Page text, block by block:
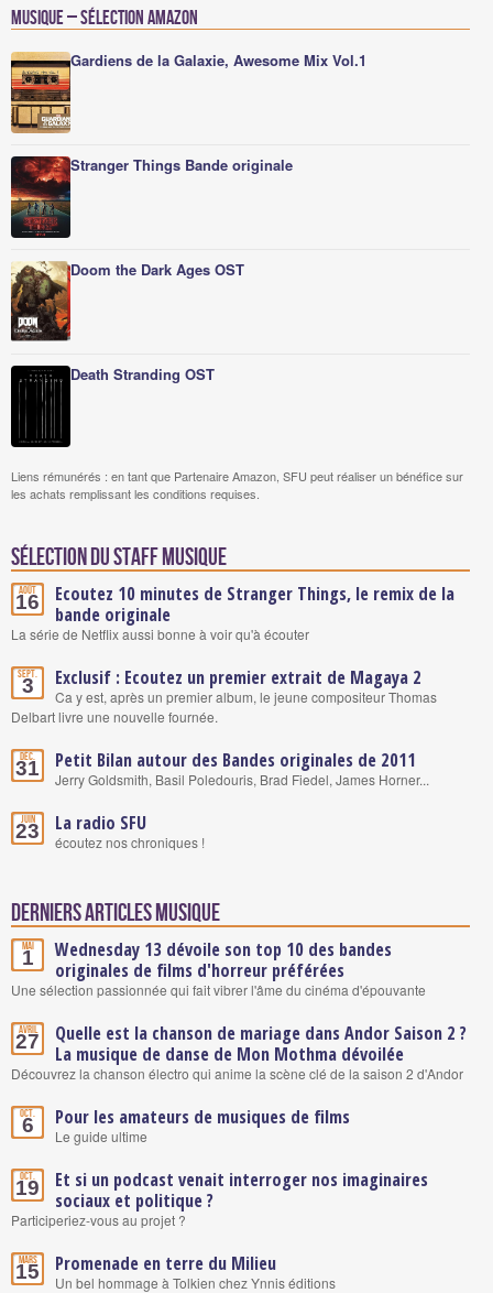
Musique – Sélection Amazon
Gardiens de la Galaxie, Awesome Mix Vol.1
Stranger Things Bande originale
Doom the Dark Ages OST
Death Stranding OST
Liens rémunérés : en tant que Partenaire Amazon, SFU peut réaliser un bénéfice sur
les achats remplissant les conditions requises.
Sélection du staff Musique
Août
16
Ecoutez 10 minutes de Stranger Things, le remix de la
bande originale
La série de Netflix aussi bonne à voir qu'à écouter
Sept.
3 Exclusif : Ecoutez un premier extrait de Magaya 2
Ca y est, après un premier album, le jeune compositeur Thomas
Delbart livre une nouvelle fournée.
Déc.
31 Petit Bilan autour des Bandes originales de 2011
Jerry Goldsmith, Basil Poledouris, Brad Fiedel, James Horner...
Juin
23 La radio SFU
écoutez nos chroniques !
Derniers articles Musique
Mai
1
Wednesday 13 dévoile son top 10 des bandes
originales de films d'horreur préférées
Une sélection passionnée qui fait vibrer l'âme du cinéma d'épouvante
Avril
27
Quelle est la chanson de mariage dans Andor Saison 2 ?
La musique de danse de Mon Mothma dévoilée
Découvrez la chanson électro qui anime la scène clé de la saison 2 d'Andor
Oct.
6 Pour les amateurs de musiques de films
Le guide ultime
Oct.
19
Et si un podcast venait interroger nos imaginaires
sociaux et politique ?
Participeriez-vous au projet ?
Mars
15 Promenade en terre du Milieu
Un bel hommage à Tolkien chez Ynnis éditions